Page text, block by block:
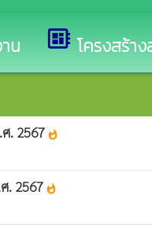
น developer_board โครงสร้า
องค์การบริหารส่วนตำบลโคกสี
. 2567 whatshot
. 2567 whatshot